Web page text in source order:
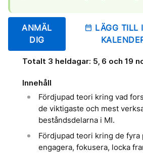
ANMÄL
DIG
date_range LÄGG TILL
Totalt 3 heldagar: 5, 6 och 19
Innehåll
Fördjupad teori kring vad
de viktigaste och mest
beståndsdelarna i MI.
Fördjupad teori kring de fyra
engagera, fokusera, locka